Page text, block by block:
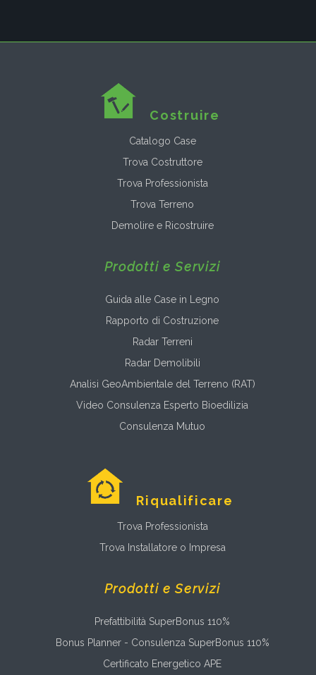
Costruire
Catalogo Case
Trova Costruttore
Trova Professionista
Trova Terreno
Demolire e Ricostruire
Prodotti e Servizi
Guida alle Case in Legno
Rapporto di Costruzione
Radar Terreni
Radar Demolibili
Analisi GeoAmbientale del Terreno (RAT)
Video Consulenza Esperto Bioedilizia
Consulenza Mutuo
Riqualificare
Trova Professionista
Trova Installatore o Impresa
Prodotti e Servizi
Prefattibilità SuperBonus 110%
Bonus Planner - Consulenza SuperBonus 110%
Certificato Energetico APE